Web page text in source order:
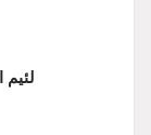
لئيم